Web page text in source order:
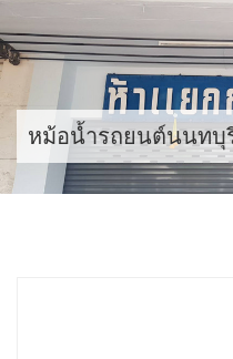
to
content
หม้อน้ำรถยนต์นนทบุ